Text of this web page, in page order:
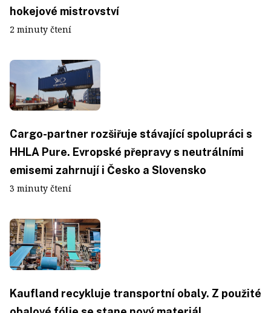
hokejové mistrovství
2 minuty čtení
Cargo-partner rozšiřuje stávající spolupráci s
HHLA Pure. Evropské přepravy s neutrálními
emisemi zahrnují i Česko a Slovensko
3 minuty čtení
Kaufland recykluje transportní obaly. Z použité